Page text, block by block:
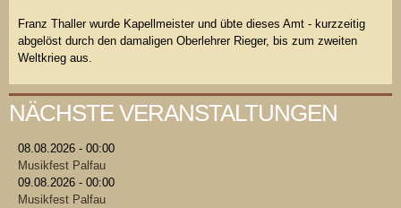
Franz Thaller wurde Kapellmeister und übte dieses Amt - kurzzeitig
abgelöst durch den damaligen Oberlehrer Rieger, bis zum zweiten
Weltkrieg aus.
NÄCHSTE VERANSTALTUNGEN
08.08.2026 - 00:00
Musikfest Palfau
09.08.2026 - 00:00
Musikfest Palfau